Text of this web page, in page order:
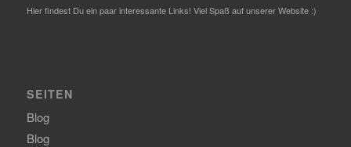
Hier findest Du ein paar interessante Links! Viel Spaß auf unserer Website :)
SEITEN
Blog
Blog